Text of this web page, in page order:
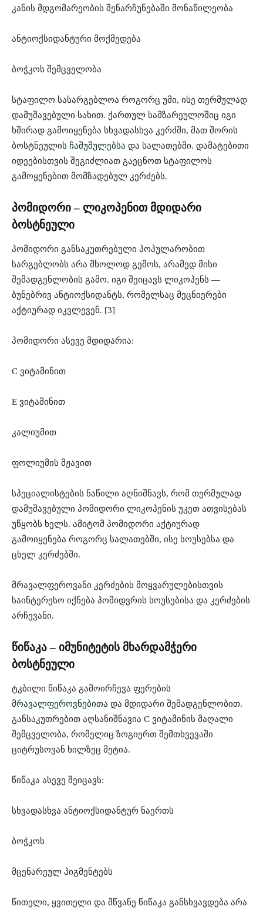
კანის მდგომარეობის შენარჩუნებაში მონაწილეობა
ანტიოქსიდანტური მოქმედება
ბოჭკოს შემცველობა
სტაფილო სასარგებლოა როგორც უმი, ისე თერმულად
დამუშავებული სახით. ქართულ სამზარეულოშიც იგი
ხშირად გამოიყენება სხვადასხვა კერძში, მათ შორის
ბოსტნეულის ჩაშუშულებსა და სალათებში. დამატებითი
იდეებისთვის შეგიძლიათ გაეცნოთ სტაფილოს
გამოყენებით მომზადებულ კერძებს.
პომიდორი – ლიკოპენით მდიდარი
ბოსტნეული
პომიდორი განსაკუთრებული პოპულარობით
სარგებლობს არა მხოლოდ გემოს, არამედ მისი
შემადგენლობის გამო. იგი შეიცავს ლიკოპენს —
ბუნებრივ ანტიოქსიდანტს, რომელსაც მეცნიერები
აქტიურად იკვლევენ. [3]
პომიდორი ასევე მდიდარია:
C ვიტამინით
E ვიტამინით
კალიუმით
ფოლიუმის მჟავით
სპეციალისტების ნაწილი აღნიშნავს, რომ თერმულად
დამუშავებული პომიდორი ლიკოპენის უკეთ ათვისებას
უწყობს ხელს. ამიტომ პომიდორი აქტიურად
გამოიყენება როგორც სალათებში, ისე სოუსებსა და
ცხელ კერძებში.
მრავალფეროვანი კერძების მოყვარულებისთვის
საინტერესო იქნება პომიდვრის სოუსებისა და კერძების
არჩევანი.
წიწაკა – იმუნიტეტის მხარდამჭერი
ბოსტნეული
ტკბილი წიწაკა გამოირჩევა ფერების
მრავალფეროვნებითა და მდიდარი შემადგენლობით.
განსაკუთრებით აღსანიშნავია C ვიტამინის მაღალი
შემცველობა, რომელიც ზოგიერთ შემთხვევაში
ციტრუსოვან ხილზეც მეტია.
წიწაკა ასევე შეიცავს:
სხვადასხვა ანტიოქსიდანტურ ნაერთს
ბოჭკოს
მცენარეულ პიგმენტებს
წითელი, ყვითელი და მწვანე წიწაკა განსხვავდება არა